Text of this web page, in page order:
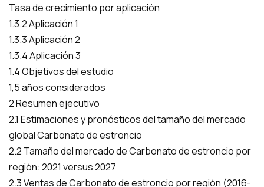
Tasa de crecimiento por aplicación
1.3.2 Aplicación 1
1.3.3 Aplicación 2
1.3.4 Aplicación 3
1.4 Objetivos del estudio
1,5 años considerados
2 Resumen ejecutivo
2.1 Estimaciones y pronósticos del tamaño del mercado
global Carbonato de estroncio
2.2 Tamaño del mercado de Carbonato de estroncio por
región: 2021 versus 2027
2.3 Ventas de Carbonato de estroncio por región (2016-